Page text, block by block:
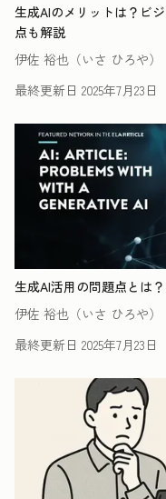
生成AIのメリットは？ビ
点も解説
伊佐 裕也（いさ ひろや）
最終更新日 2025年7月23日
生成AI活用の問題点とは
伊佐 裕也（いさ ひろや）
最終更新日 2025年7月23日